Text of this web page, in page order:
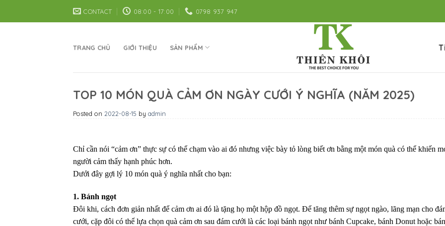
CONTACT 08:00 - 17:00 0798 937 947
TRANG CHỦ GIỚI THIỆU SẢN PHẨM
TOP 10 MÓN QUÀ CẢM ƠN NGÀY CƯỚI Ý NGHĨA (NĂM 2025)
Posted on 2022-08-15 by admin
Chỉ cần nói “cảm ơn” thực sự có thể chạm vào ai đó nhưng việc bày tỏ lòng biết ơn bằng một món quà có thể khiến
người cảm thấy hạnh phúc hơn.
Dưới đây gợi lý 10 món quà ý nghĩa nhất cho bạn:
1. Bánh ngọt
Đôi khi, cách đơn giản nhất để cảm ơn ai đó là tặng họ một hộp đồ ngọt. Để tăng thêm sự ngọt ngào, lãng mạn cho
cưới, cặp đôi có thể lựa chọn quà cảm ơn sau đám cưới là các loại bánh ngọt như bánh Cupcake, bánh Donut hoặc